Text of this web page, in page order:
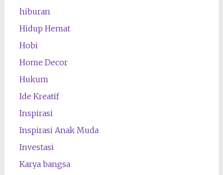
hiburan
Hidup Hemat
Hobi
Home Decor
Hukum
Ide Kreatif
Inspirasi
Inspirasi Anak Muda
Investasi
Karya bangsa